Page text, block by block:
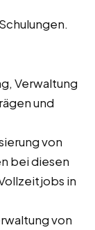
Verwaltung
und
von
bei diesen
in
von